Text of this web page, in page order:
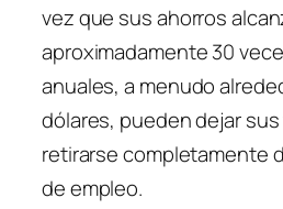
vez que sus ahorros
aproximadamente 30
anuales, a menudo
dólares, pueden dejar
retirarse completamente
de empleo.